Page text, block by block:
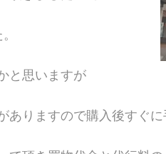
と思いますが
りますので購入後すぐに